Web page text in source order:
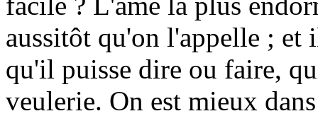
aussitôt qu'on l'appelle ; et
qu'il puisse dire ou faire,
veulerie. On est mieux